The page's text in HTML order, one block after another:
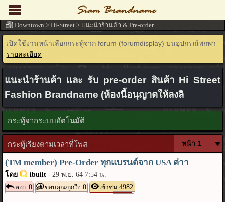
เปิดใช้งานหน้าเลือกกระทู้จาก forum (forumdisplay) บนอุปกรณ์พกพา
รายละเอียด
แนะนำร้านค้า และ รับ pre-order สินค้า Hi Street
Fashion Brandname (ห้องนี้อนุญาตให้ลงลิ
กระทู้จากระบบอัตโนมัติ
กระทู้เรียงตามเวลาที่โพส
(TM member) Pre-Order ทุกแบรนด์จาก USA ค่าา
โดย ibuilt -29 พ.ย. 64 7:54 น.
ตอบ 0 ขอบคุณ/ถูกใจ 0 เข้าชม 4982
Downtown > Hi-Street > แนะนำร้านค้า & Pre-order